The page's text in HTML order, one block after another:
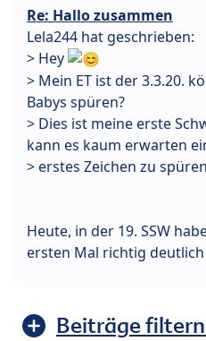
Re: Hallo zusammen
Lela244 hat geschrieben:
> Hey
> Mein ET ist der 3.3.20.
Babys spüren?
> Dies ist meine erste
kann es kaum erwarten
> erstes Zeichen zu
Heute, in der 19. SSW
ersten Mal richtig
Beiträge